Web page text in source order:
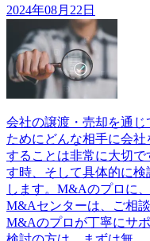
2024年08月22日
会社の譲渡・売却を通
ためにどんな相手に会
することは非常に大切
す時、そして具体的に
します。M&Aのプロに
M&Aセンターは、ご相
M&Aのプロが丁寧にサ